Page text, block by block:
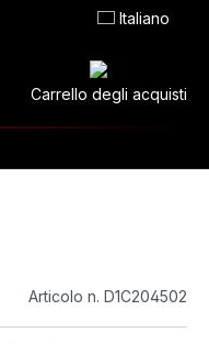
Italiano
Carrello degli acquisti
Articolo n. D1C204502